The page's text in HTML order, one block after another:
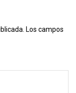
Los campos